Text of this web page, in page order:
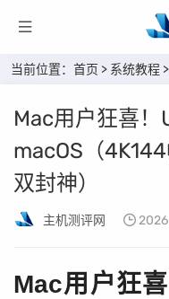
当前位置： 首页 > 系统教程
Mac用户狂喜
macOS（
双封神）
主机测评网
Mac用户狂